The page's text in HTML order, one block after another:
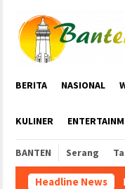
konten
BERITA NASIONAL
KULINER
BANTEN Serang
Headline News
Ratusan Purna Bhakti